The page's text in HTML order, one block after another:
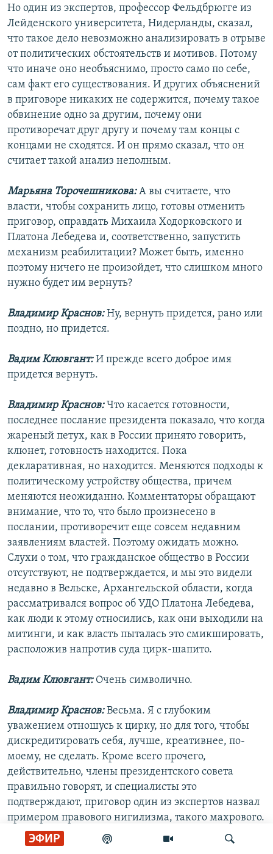
ЭФИР
Но один из экспертов, профессор Фельдбрюгге из
Лейденского университета, Нидерланды, сказал,
что такое дело невозможно анализировать в отрыве
от политических обстоятельств и мотивов. Потому
что иначе оно необъяснимо, просто само по себе,
сам факт его существования. И других объяснений
в приговоре никаких не содержится, почему такое
обвинение одно за другим, почему они
противоречат друг другу и почему там концы с
концами не сходятся. И он прямо сказал, что он
считает такой анализ неполным.
Марьяна Торочешникова:А вы считаете, что
власти, чтобы сохранить лицо, готовы отменить
приговор, оправдать Михаила Ходорковского и
Платона Лебедева и, соответственно, запустить
механизм реабилитации? Может быть, именно
поэтому ничего не произойдет, что слишком много
нужно будет им вернуть?
Владимир Краснов:Ну, вернуть придется, рано или
поздно, но придется.
Вадим Клювгант:И прежде всего доброе имя
придется вернуть.
Владимир Краснов:Что касается готовности,
последнее послание президента показало, что когда
жареный петух, как в России принято говорить,
клюнет, готовность находится. Пока
декларативная, но находится. Меняются подходы к
политическому устройству общества, причем
меняются неожиданно. Комментаторы обращают
внимание, что то, что было произнесено в
послании, противоречит еще совсем недавним
заявлениям властей. Поэтому ожидать можно.
Слухи о том, что гражданское общество в России
отсутствуют, не подтверждается, и мы это видели
недавно в Вельске, Архангельской области, когда
рассматривался вопрос об УДО Платона Лебедева,
как люди к этому относились, как они выходили на
митинги, и как власть пыталась это смикшировать,
расположив напротив суда цирк-шапито.
Вадим Клювгант:Очень символично.
Владимир Краснов:Весьма. Я с глубоким
уважением отношусь к цирку, но для того, чтобы
дискредитировать себя, лучше, креативнее, по-
моему, не сделать. Кроме всего прочего,
действительно, члены президентского совета
правильно говорят, и специалисты это
подтверждают, приговор один из экспертов назвал
примером правового нигилизма, такого махрового.
Ведь правовая система отсутствует, уважения к
законам нет, уважения к сединам своих